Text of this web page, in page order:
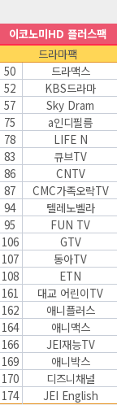
이코노미HD 플러스팩
드라마팩
50 드라맥스
52 KBS드라마
57 Sky Dram
75 a인디필름
78 LIFE N
83 큐브TV
86 CNTV
87 CMC가족오락TV
94 텔레노벨라
95 FUN TV
106
GTV
107
동아TV
108
ETN
161
대교 어린이TV
162
애니플러스
164
애니맥스
166
JEI재능TV
169
애니박스
170
디즈니채널
174
JEI English